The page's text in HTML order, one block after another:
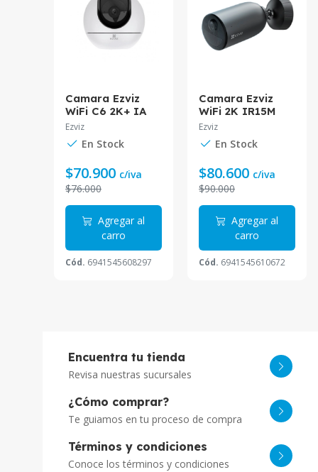
Camara Ezviz
WiFi C6 2K+ IA
Seguimiento CS-
C6-A0-8C4WF
4mm
Ezviz
En Stock
$70.900 c/iva
$76.000
Agregar al
carro
Cód. 6941545608297
Camara Ezviz
WiFi 2K IR15M
Bateria 120 dias
CS-EB3
Ezviz
En Stock
$80.600 c/iva
$90.000
Agregar al
carro
Cód. 6941545610672
Encuentra tu tienda
Revisa nuestras sucursales
¿Cómo comprar?
Te guiamos en tu proceso de compra
Términos y condiciones
Conoce los términos y condiciones